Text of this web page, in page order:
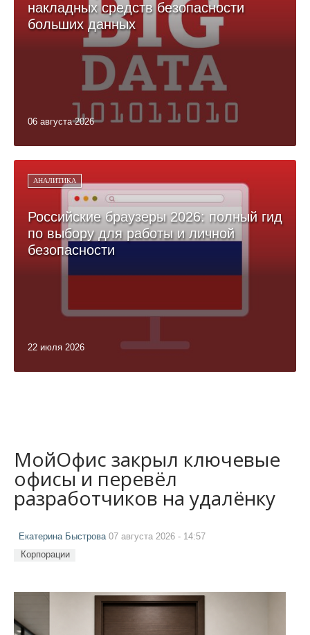
накладных средств безопасности
больших данных
06 августа 2026
АНАЛИТИКА
Российские браузеры 2026: полный гид
по выбору для работы и личной
безопасности
22 июля 2026
МойОфис закрыл ключевые
офисы и перевёл
разработчиков на удалёнку
Екатерина Быстрова 07 августа 2026 - 14:57
Корпорации